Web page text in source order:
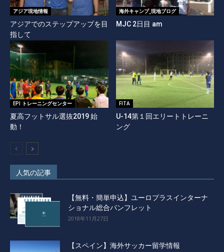
アジア現地情報
アジアでのステップアップを目
指して
海外キャンプ_現地ブログ
MJC 2日目 am
EPI トレーニングセンター
夏高フットサル選抜2019 始
動！
FITA
U-14第１回エリートトレーニ
ング
人気の記事
【無料・簡単申込】ユーロプラスインターナ
ショナル総合パンフレット
2018年11月27日
【スペイン】海外サッカー留学情報